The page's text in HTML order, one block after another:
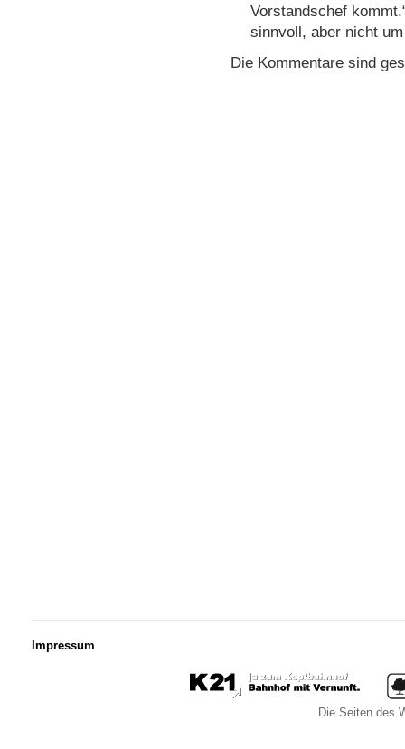
Vorstandschef
sinnvoll, aber nicht
Die Kommentare sind
Impressum
Die Seiten des